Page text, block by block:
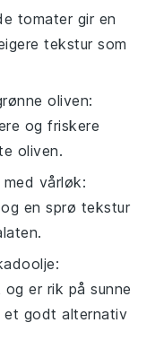
tomater gir en
tekstur som
oliven:
og friskere
oliven.
vårløk:
en sprø tekstur
:
er rik på sunne
et godt alternativ